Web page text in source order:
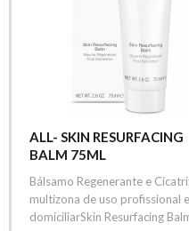
ALL- SKIN RESURFACING
BALM 75ML
Bálsamo Regenerante e
multizona de uso profissional e
domiciliarSkin Resurfacing